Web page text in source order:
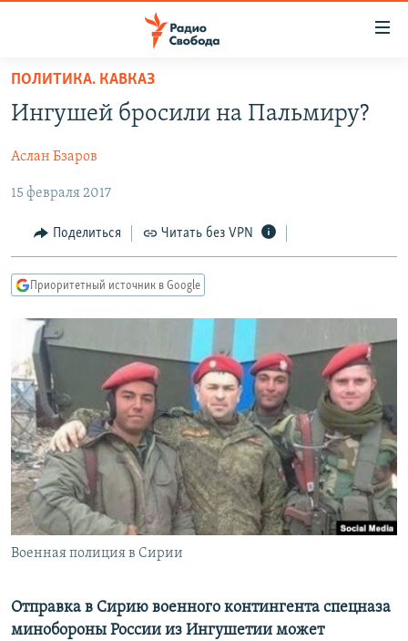
упрощенного
доступа
содержанию
Вернутся
главной
навигации
Вернутся
поиску
ПОДКАСТЫ
АВТОРСКИЕ ПРОЕКТЫ
ЦИТАТЫ СВОБОДЫ
МНЕНИЯ
КУЛЬТУРА
IDEL.РЕАЛИИ
КАВКАЗ.РЕАЛИИ
СЕВЕР.РЕАЛИИ
СИБИРЬ.РЕАЛИИ
РАСПИСАНИЕ ВЕЩАНИЯ
ПОДПИШИТЕСЬ НА РАССЫЛКУ
СОЦИАЛЬНЫЕ СЕТИ
Все сайты РСЕ/РС
ПОЛИТИКА. КАВКАЗ
Ингушей бросили на Пальмиру?
Аслан Бзаров
15 февраля 2017
Поделиться Читать без VPN
Приоритетный источник в Google
Военная полиция в Сирии
Отправка в Сирию военного контингента спецназа
минобороны России из Ингушетии может